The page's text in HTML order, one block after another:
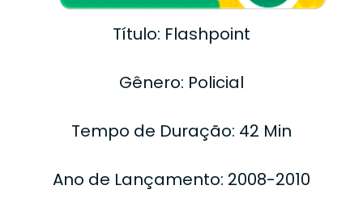
Título: Flashpoint
Gênero: Policial
Tempo de Duração: 42 Min
Ano de Lançamento: 2008-2010